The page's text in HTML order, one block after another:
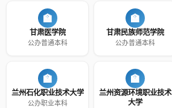
🏫
甘肃医学院
公办普通本科
🏫
甘肃民族师范学院
公办普通本科
🏫
兰州石化职业技术大学
公办职业本科
🏫
兰州资源环境职业技术
大学